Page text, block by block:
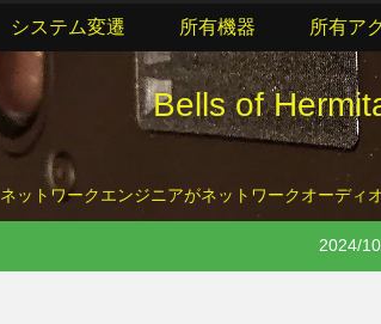
Bells of
ネットワークエンジニアがネットワークオーディ
システム変遷 所有機器 所有ア
2024/